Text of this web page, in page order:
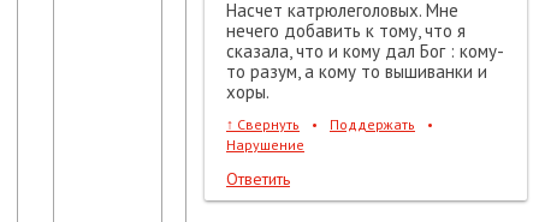
Насчет катрюлеголовых. Мне
нечего добавить к тому, что я
сказала, что и кому дал Бог : кому-
то разум, а кому то вышиванки и
хоры.
↑ Свернуть • Поддержать
•
Нарушение
Ответить